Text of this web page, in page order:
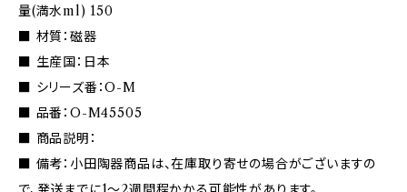
量(満水ml) 150
■ 材質：磁器
■ 生産国：日本
■ シリーズ番：O-M
■ 品番：O-M45505
■ 商品説明：
■ 備考：小田陶器商品は、在庫取り寄せの場合がございますの